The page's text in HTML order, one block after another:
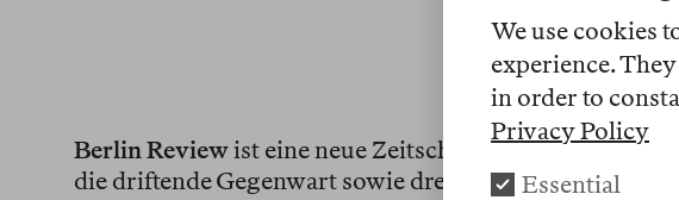
Berlin Reviewist eine neue Zeitschrift für Bücher und
die driftende Gegenwart sowie drei gedruckteReader
We use cookies
experience.
in order to
Privacy Policy
Essential